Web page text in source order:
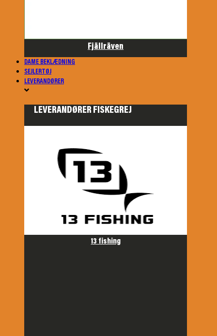
Fjällräven
DAME BEKLÆDNING
SEJLERTØJ
LEVERANDØRER
LEVERANDØRER FISKEGREJ
13 fishing